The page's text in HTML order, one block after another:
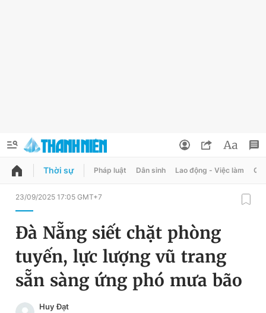
QUẢNG CÁO
Chuyên mục
Chuyên mục khác
Chào ngày mới
Đổi mật khẩu
Tin đã lưu
Thời sự Pháp luật Dân sinh Lao động - Việc làm
23/09/2025 17:05 GMT+7
Đà Nẵng siết chặt phòng
tuyến, lực lượng vũ trang
sẵn sàng ứng phó mưa bão
Huy Đạt